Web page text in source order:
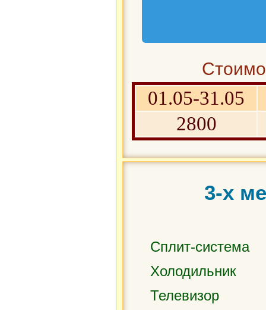
01.05-31.05
2800
3-х
Сплит-система
Холодильник
Телевизор